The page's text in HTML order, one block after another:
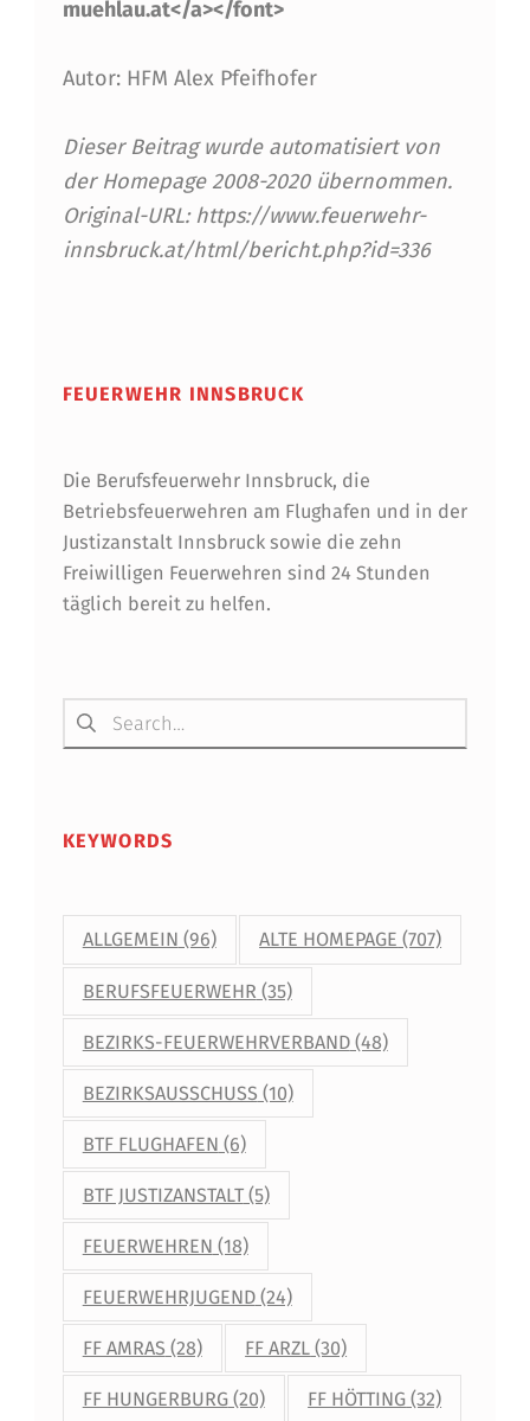
I
H
T
E
A
D
B
R
A
M
I
P
T
A
L
muehlau.at</a></font>
Autor: HFM Alex Pfeifhofer
Dieser Beitrag wurde automatisiert von
der Homepage 2008-2020 übernommen.
Original-URL: https://www.feuerwehr-
innsbruck.at/html/bericht.php?id=336
FEUERWEHR INNSBRUCK
Die Berufsfeuerwehr Innsbruck, die
Betriebsfeuerwehren am Flughafen und in der
Justizanstalt Innsbruck sowie die zehn
Freiwilligen Feuerwehren sind 24 Stunden
täglich bereit zu helfen.
Suchen nach:
KEYWORDS
ALLGEMEIN (96) ALTE HOMEPAGE (707)
BERUFSFEUERWEHR (35)
BEZIRKS-FEUERWEHRVERBAND(48)
BEZIRKSAUSSCHUSS (10)
BTF FLUGHAFEN (6)
BTF JUSTIZANSTALT(5)
FEUERWEHREN (18)
FEUERWEHRJUGEND(24)
FF AMRAS (28) FF ARZL (30)
FF HUNGERBURG(20) FF HÖTTING (32)